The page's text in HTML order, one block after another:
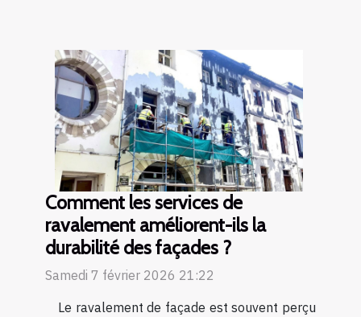
Comment les services de
ravalement améliorent-ils la
durabilité des façades ?
Samedi 7 février 2026 21:22
Le ravalement de façade est souvent perçu